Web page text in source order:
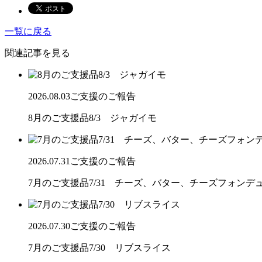
一覧に戻る
関連記事を見る
2026.08.03ご支援のご報告
8月のご支援品8/3 ジャガイモ
2026.07.31 ご支援のご報告
7月のご支援品7/31 チーズ、バター、チーズフォンデ
2026.07.30ご支援のご報告
7月のご支援品7/30 リブスライス